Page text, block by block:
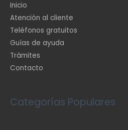
Inicio
Atención al cliente
Teléfonos gratuitos
Guías de ayuda
Trámites
Contacto
Categorías Populares